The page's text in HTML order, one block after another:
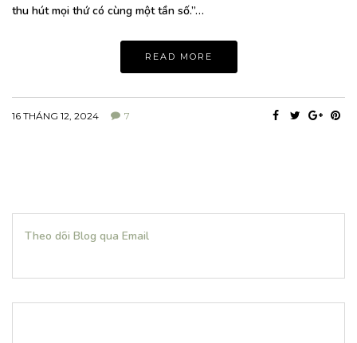
thu hút mọi thứ có cùng một tần số.”…
READ MORE
16 THÁNG 12, 2024 7
Theo dõi Blog qua Email